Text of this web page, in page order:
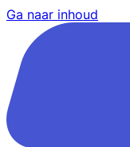
Ga naar inhoud